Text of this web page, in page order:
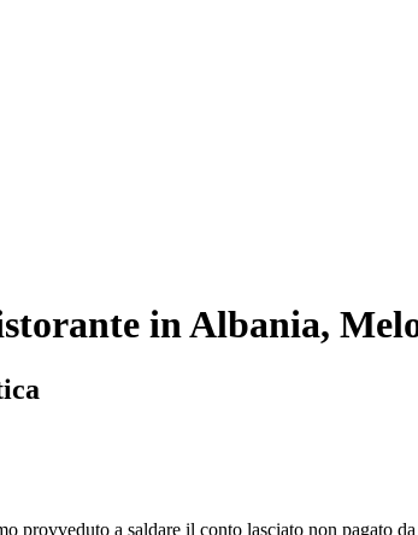
in Albania,
provveduto a saldare il conto lasciato non pagato